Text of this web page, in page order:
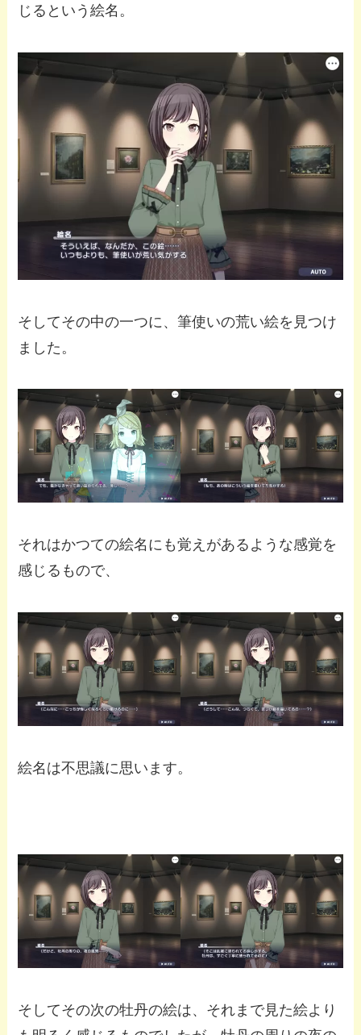
じるという絵名。
そしてその中の一つに、筆使いの荒い絵を見つけ
ました。
それはかつての絵名にも覚えがあるような感覚を
感じるもので、
絵名は不思議に思います。
そしてその次の牡丹の絵は、それまで見た絵より